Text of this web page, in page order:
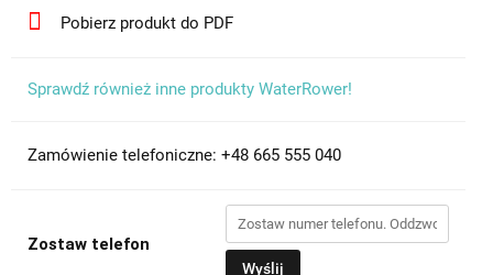
Pobierz produkt do PDF
Sprawdź również inne produkty WaterRower!
Zamówienie telefoniczne: +48 665 555 040
Zostaw telefon
Wyślij